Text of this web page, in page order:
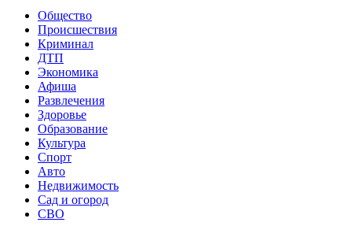
Общество
Происшествия
Криминал
ДТП
Экономика
Афиша
Развлечения
Здоровье
Образование
Культура
Спорт
Авто
Недвижимость
Сад и огород
СВО